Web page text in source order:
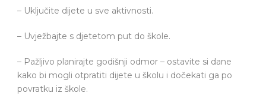
– Uključite dijete u sve aktivnosti.
– Uvježbajte s djetetom put do škole.
– Pažljivo planirajte godišnji odmor – ostavite si dane
kako bi mogli otpratiti dijete u školu i dočekati ga po
povratku iz škole.